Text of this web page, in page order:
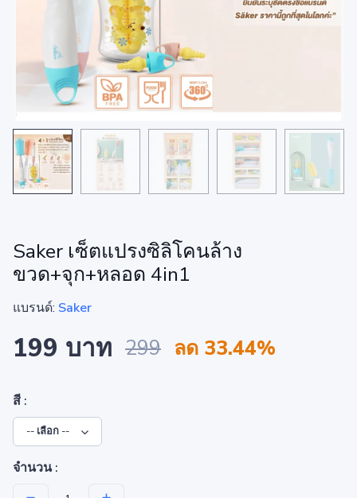
Saker เซ็ตแปรงซิลิโคนล้าง
ขวด+จุก+หลอด 4in1
แบรนด์: Saker
199 บาท 299 ลด 33.44%
สี :
จำนวน :